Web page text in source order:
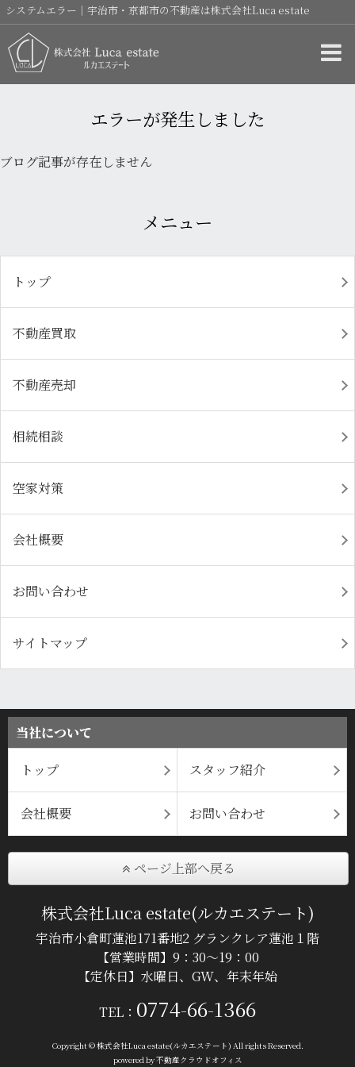
システムエラー｜宇治市・京都市の不動産は株式会社Luca estate
エラーが発生しました
ブログ記事が存在しません
メニュー
トップ
不動産買取
不動産売却
相続相談
空家対策
会社概要
お問い合わせ
サイトマップ
当社について
トップ スタッフ紹介
会社概要 お問い合わせ
ページ上部へ戻る
株式会社Luca estate(ルカエステート)
宇治市小倉町蓮池171番地2 グランクレア蓮池１階
【営業時間】9：30～19：00
【定休日】水曜日、GW、年末年始
TEL： 0774-66-1366
Copyright © 株式会社Luca estate(ルカエステート) All rights Reserved.
powered by 不動産クラウドオフィス